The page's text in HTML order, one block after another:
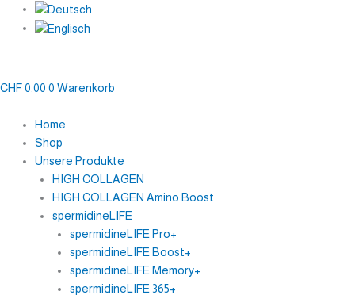
Inhalt
CHF0.00 0 Warenkorb
Home
Shop
Unsere Produkte
HIGH COLLAGEN
HIGH COLLAGEN Amino Boost
spermidineLIFE
spermidineLIFE Pro+
spermidineLIFE Boost+
spermidineLIFE Memory+
spermidineLIFE 365+
Monats
Packung
Kapseln
Menge
Monats
Packungen
Kapseln
Menge
Monats
Packungen
Kapseln
Menge